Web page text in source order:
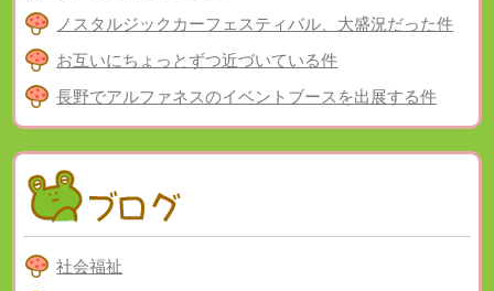
ノスタルジックカーフェスティバル、大盛況だった件
お互いにちょっとずつ近づいている件
長野でアルファネスのイベントブースを出展する件
社会福祉